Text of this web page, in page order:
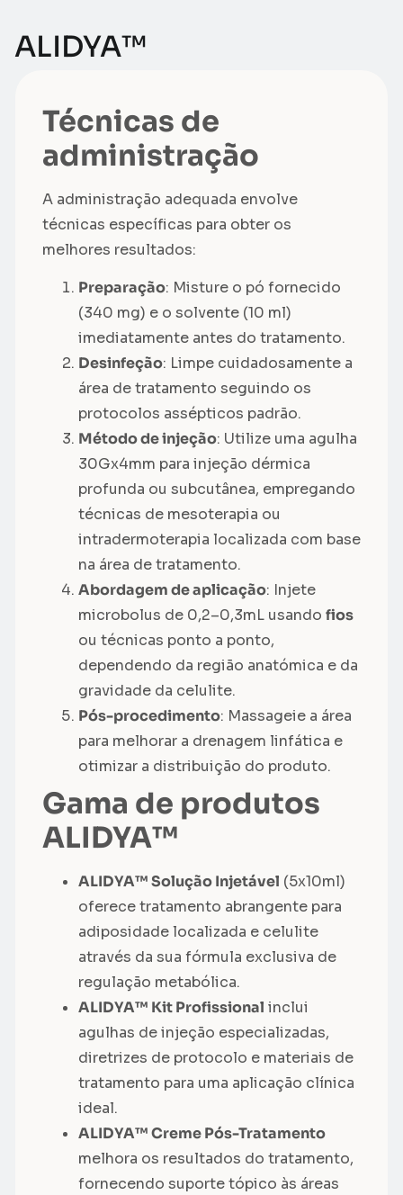
ALIDYA™
Técnicas de
administração
A administração adequada envolve
técnicas específicas para obter os
melhores resultados:
Preparação: Misture o pó fornecido
(340 mg) e o solvente (10 ml)
imediatamente antes do tratamento.
Desinfeção: Limpe cuidadosamente a
área de tratamento seguindo os
protocolos assépticos padrão.
Método de injeção: Utilize uma agulha
30Gx4mm para injeção dérmica
profunda ou subcutânea, empregando
técnicas de mesoterapia ou
intradermoterapia localizada com base
na área de tratamento.
Abordagem de aplicação: Injete
microbolus de 0,2–0,3mL usando fios
ou técnicas ponto a ponto,
dependendo da região anatómica e da
gravidade da celulite.
Pós-procedimento: Massageie a área
para melhorar a drenagem linfática e
otimizar a distribuição do produto.
Gama de produtos
ALIDYA™
ALIDYA™ Solução Injetável (5x10ml)
oferece tratamento abrangente para
adiposidade localizada e celulite
através da sua fórmula exclusiva de
regulação metabólica.
ALIDYA™ Kit Profissional inclui
agulhas de injeção especializadas,
diretrizes de protocolo e materiais de
tratamento para uma aplicação clínica
ideal.
ALIDYA™ Creme Pós-Tratamento
melhora os resultados do tratamento,
fornecendo suporte tópico às áreas